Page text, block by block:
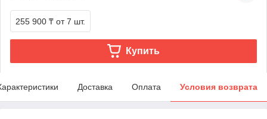
255 900 ₸ от 7 шт.
Купить
Доставка Оплата Условия возврата